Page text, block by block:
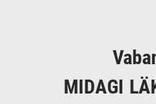
MIDAGI